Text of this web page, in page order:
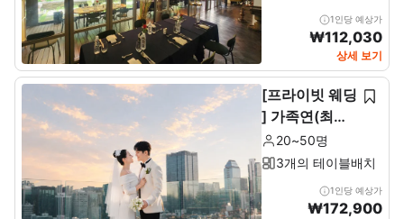
1인당 예상가
₩112,030
상세 보기
[프라이빗 웨딩
] 가족연(최소2
0~최대 50인)
20~50명
3개의 테이블배치
1인당 예상가
₩172,900